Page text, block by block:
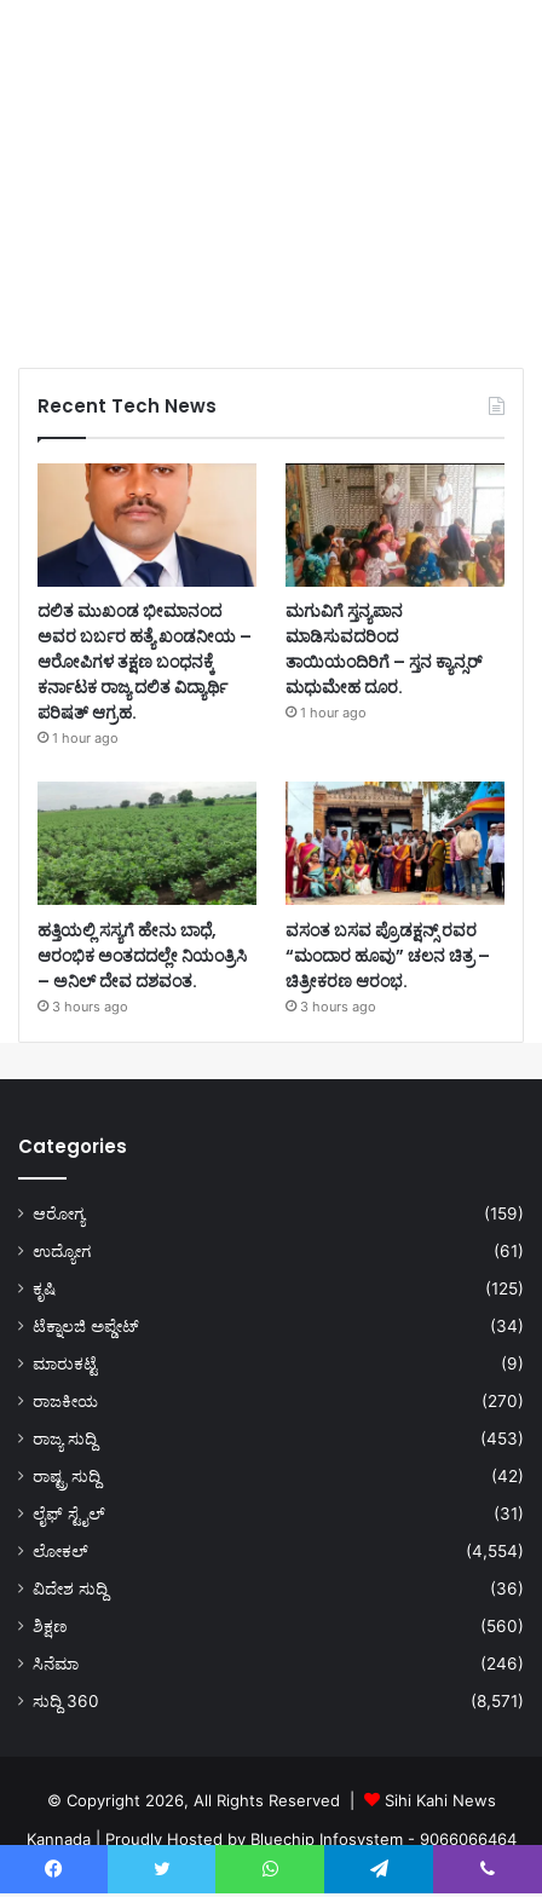
Recent Tech News
ದಲಿತ ಮುಖಂಡ ಭೀಮಾನಂದ
ಅವರ ಬರ್ಬರ ಹತ್ಯೆ ಖಂಡನೀಯ –
ಆರೋಪಿಗಳ ತಕ್ಷಣ ಬಂಧನಕ್ಕೆ
ಕರ್ನಾಟಕ ರಾಜ್ಯ ದಲಿತ ವಿದ್ಯಾರ್ಥಿ
ಪರಿಷತ್ ಆಗ್ರಹ.
1 hour ago
ಮಗುವಿಗೆ ಸ್ತನ್ಯಪಾನ
ಮಾಡಿಸುವದರಿಂದ
ತಾಯಿಯಂದಿರಿಗೆ – ಸ್ತನ ಕ್ಯಾನ್ಸರ್
ಮಧುಮೇಹ ದೂರ.
1 hour ago
ಹತ್ತಿಯಲ್ಲಿ ಸಸ್ಯಗೆ ಹೇನು ಬಾಧೆ,
ಆರಂಭಿಕ ಅಂತದದಲ್ಲೇ ನಿಯಂತ್ರಿಸಿ
– ಅನಿಲ್ ದೇವ ದಶವಂತ.
3 hours ago
ವಸಂತ ಬಸವ ಪ್ರೊಡಕ್ಷನ್ಸ್ ರವರ
“ಮಂದಾರ ಹೂವು” ಚಲನ ಚಿತ್ರ –
ಚಿತ್ರೀಕರಣ ಆರಂಭ.
3 hours ago
Categories
ಆರೋಗ್ಯ
(159)
ಉದ್ಯೋಗ
(61)
ಕೃಷಿ
(125)
ಟೆಕ್ನಾಲಜಿ ಅಪ್ಡೇಟ್
(34)
ಮಾರುಕಟ್ಟೆ
(9)
ರಾಜಕೀಯ
(270)
ರಾಜ್ಯ ಸುದ್ದಿ
(453)
ರಾಷ್ಟ್ರ ಸುದ್ದಿ
(42)
ಲೈಫ್ ಸ್ಟೈಲ್
(31)
ಲೋಕಲ್
(4,554)
ವಿದೇಶ ಸುದ್ದಿ
(36)
ಶಿಕ್ಷಣ
(560)
ಸಿನೆಮಾ
(246)
ಸುದ್ದಿ 360
(8,571)
© Copyright 2026, All Rights Reserved |
Sihi Kahi News
Kannada| Proudly Hosted by Bluechip Infosystem - 9066066464
About US
Privacy Policy Ads Policy Terms and Conditions
Facebook Twitter WhatsApp Telegram Viber